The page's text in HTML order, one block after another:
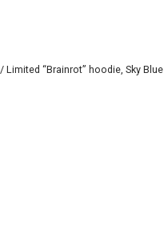
/ Limited “Brainrot” hoodie, Sky Blue